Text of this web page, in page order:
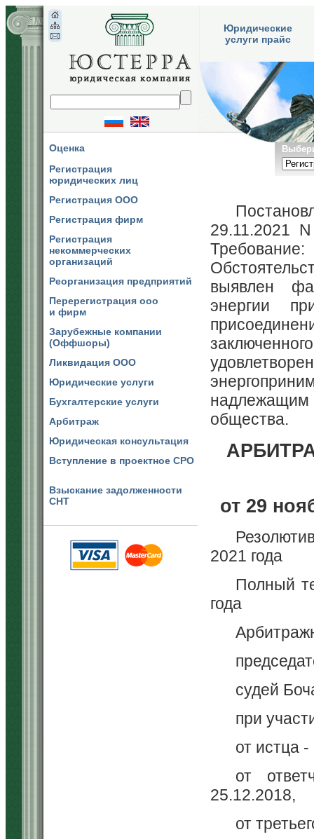
Оценка
Регистрация
юридических лиц
Регистрация ООО
Регистрация фирм
Регистрация
некоммерческих
организаций
Реорганизация предприятий
Перерегистрация ооо
и фирм
Зарубежные компании
(Оффшоры)
Ликвидация ООО
Юридические услуги
Бухгалтерские услуги
Арбитраж
Юридическая консультация
Вступление в проектное СРО
Взыскание задолженности
СНТ
Юридические
услуги прайс
29.11.2021
выявлен
энергии
надлежащим
общества.
от 29
2021 года
Полный
года
судей
при
от истца
от
25.12.2018,
от